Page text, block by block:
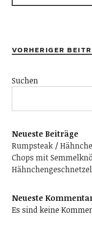
VORHERIGER
Suchen
Neueste Beiträge
Rumpsteak
Chops mit
Neueste
Es sind keine